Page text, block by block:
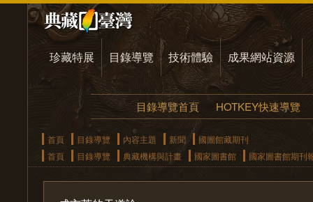
珍藏特展 目錄導覽 技術體驗 成果網站資源
目錄導覽首頁 HOTKEY快速導覽
首頁 目錄導覽 內容主題 新聞
國圖館藏期刊
首頁
目錄導覽 典藏機構與計畫 國家圖書館 國家圖書館期刊